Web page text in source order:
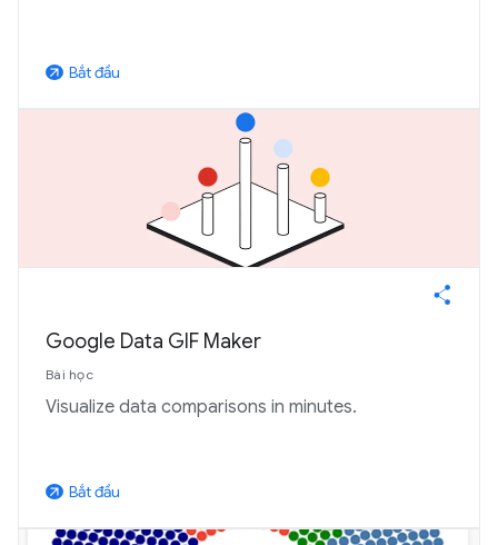
arrow_outward Bắt đầu
Google Data GIF Maker
Bài học
Visualize data comparisons in minutes.
arrow_outward Bắt đầu